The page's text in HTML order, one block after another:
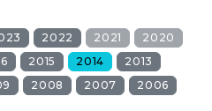
2022 2021
2020
2015 2014
2013
2008 2007 2006